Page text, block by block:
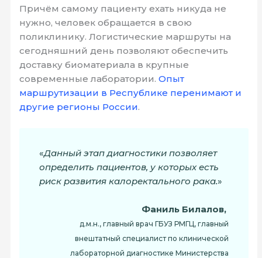
Причём самому пациенту ехать никуда не
нужно, человек обращается в свою
поликлинику. Логистические маршруты на
сегодняшний день позволяют обеспечить
доставку биоматериала в крупные
современные лаборатории.Опыт
маршрутизации в Республике перенимают и
другие регионы России.
«Данный этап диагностики позволяет
определить пациентов, у которых есть
риск развития калоректального рака.»
Фаниль Билалов,
д.м.н., главный врач ГБУЗ РМГЦ, главный
внештатный специалист по клинической
лабораторной диагностике Министерства